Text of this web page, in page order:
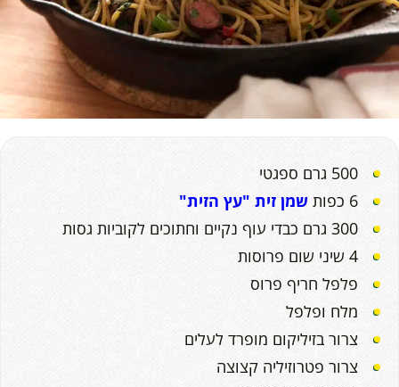
500 גרם ספגטי
6 כפות
שמן זית "עץ הזית"
300 גרם כבדי עוף נקיים וחתוכים לקוביות גסות
4 שיני שום פרוסות
פלפל חריף פרוס
מלח ופלפל
צרור בזיליקום מופרד לעלים
צרור פטרוזיליה קצוצה